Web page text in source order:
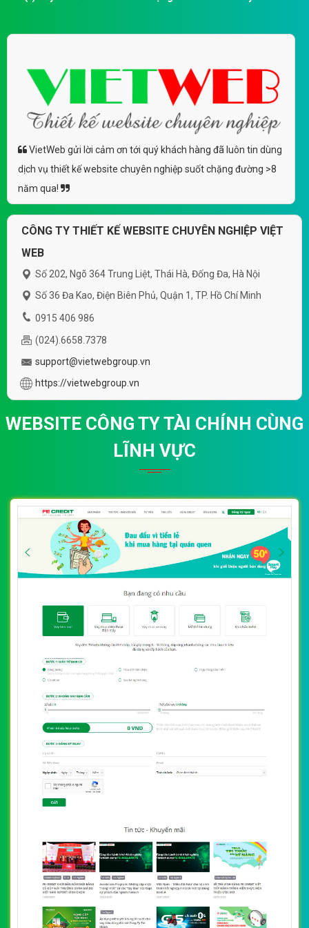
VietWeb gửi lời cảm ơn tới quý khách hàng đã luôn tin dùng
dịch vụ thiết kế website chuyên nghiệp suốt chặng đường >8
năm qua!
CÔNG TY THIẾT KẾ WEBSITE CHUYÊN NGHIỆP VIỆT
WEB
Số 202, Ngõ 364 Trung Liệt, Thái Hà, Đống Đa, Hà Nội
Số 36 Đa Kao, Điện Biên Phủ, Quận 1, TP. Hồ Chí Minh
0915 406 986
(024).6658.7378
support@vietwebgroup.vn
https://vietwebgroup.vn
WEBSITE CÔNG TY TÀI CHÍNH CÙNG
LĨNH VỰC